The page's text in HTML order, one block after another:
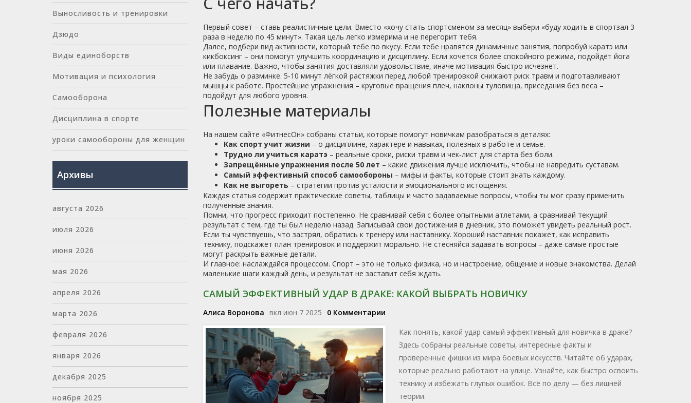
Первый совет – ставь реалистичные цели. Вместо «хочу стать спортсменом за месяц» выбери «буду ходить в спортзал 3
раза в неделю по 45 минут». Такая цель легко измерима и не перегорит тебя.
Далее, подбери вид активности, который тебе по вкусу. Если тебе нравятся динамичные занятия, попробуй каратэ или
кикбоксинг – они помогут улучшить координацию и дисциплину. Если хочется более спокойного режима, подойдёт йога
или плавание. Важно, чтобы занятия доставляли удовольствие, иначе мотивация быстро исчезнет.
Не забудь о разминке. 5‑10 минут лёгкой растяжки перед любой тренировкой снижают риск травм и подготавливают
мышцы к работе. Простейшие упражнения – круговые вращения плеч, наклоны туловища, приседания без веса –
подойдут для любого уровня.
Полезные материалы
На нашем сайте «ФитнесОн» собраны статьи, которые помогут новичкам разобраться в деталях:
Как спорт учит жизни – о дисциплине, характере и навыках, полезных в работе и семье.
Трудно ли учиться каратэ – реальные сроки, риски травм и чек‑лист для старта без боли.
Запрещённые упражнения после 50 лет – какие движения лучше исключить, чтобы не навредить суставам.
Самый эффективный способ самообороны – мифы и факты, которые стоит знать каждому.
Как не выгореть – стратегии против усталости и эмоционального истощения.
Каждая статья содержит практические советы, таблицы и часто задаваемые вопросы, чтобы ты мог сразу применить
полученные знания.
Помни, что прогресс приходит постепенно. Не сравнивай себя с более опытными атлетами, а сравнивай текущий
результат с тем, где ты был неделю назад. Записывай свои достижения в дневник, это поможет увидеть реальный рост.
Если ты чувствуешь, что застрял, обратись к тренеру или наставнику. Хороший наставник покажет, как исправить
технику, подскажет план тренировок и поддержит морально. Не стесняйся задавать вопросы – даже самые простые
могут раскрыть важные детали.
И главное: наслаждайся процессом. Спорт – это не только физика, но и настроение, общение и новые знакомства. Делай
маленькие шаги каждый день, и результат не заставит себя ждать.
САМЫЙ ЭФФЕКТИВНЫЙ УДАР В ДРАКЕ: КАКОЙ ВЫБРАТЬ НОВИЧКУ
Алиса Воронова вкл июн 7 2025
0 Комментарии
Как понять, какой удар самый эффективный для новичка в драке?
Здесь собраны реальные советы, интересные факты и
проверенные фишки из мира боевых искусств. Читайте об ударах,
которые реально работают на улице. Узнайте, как быстро освоить
технику и избежать глупых ошибок. Всё по делу — без лишней
теории.
Выносливость и тренировки
Дзюдо
Виды единоборств
Мотивация и психология
Самооборона
Дисциплина в спорте
уроки самообороны для женщин
Архивы
августа 2026
июля 2026
июня 2026
мая 2026
апреля 2026
марта 2026
февраля 2026
января 2026
декабря 2025
ноября 2025